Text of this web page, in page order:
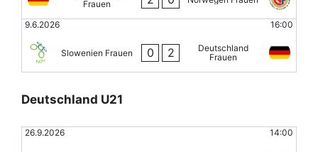
Frauen
9.6.2026 16:00
Slowenien Frauen 0 2
Deutschland
Frauen
Deutschland U21
26.9.2026 14:00